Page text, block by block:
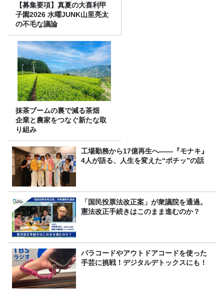
【募集要項】真夏の大喜利甲
子園2026 水曜JUNK山里亮太
の不毛な議論
抹茶ブームの裏で減る茶畑
企業と農家をつなぐ新たな取
り組み
工場勤務から17億再生へ——『モナキ』
4人が語る、人生を変えた“ポチッ”の話
「国民投票法改正案」が衆議院を通過。
憲法改正手続きはこのまま進むのか？
パラコードやアウトドアコードを使った
手芸に挑戦！デジタルデトックスにも！